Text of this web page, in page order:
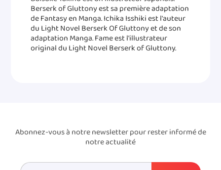
Berserk of Gluttony est sa première adaptation
de Fantasy en Manga. Ichika Isshiki est l'auteur
du Light Novel Berserk Of Gluttony et de son
adaptation Manga. Fame est l'illustrateur
original du Light Novel Berserk of Gluttony.
Abonnez-vous à notre newsletter pour rester informé de
notre actualité